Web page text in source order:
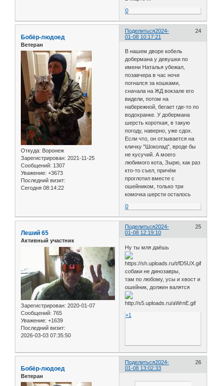
0
Поделиться 24
2024-
01-08 10:17:21
Бобёр-людоед
Ветеран
Откуда: Воронеж
Зарегистрирован: 2021-11-25
Сообщений: 1307
Уважение: +3673
Последний визит:
Сегодня 08:14:22
В нашем дворе кобель
добермана у девушки по
имени Наталья убежал,
позавчера в час ночи
погнался за кошками,
сначала на ЖД вокзале его
видели, потом на
набережной, бегает где-то по
водохранке. У добермана
шерсть короткая, в такую
погоду, наверно, уже сдох.
Если что, он отзывается на
кличку "Шоколад", вроде бы
не кусучий. А моего
любимого кота, Зырю, как раз
кто-то съел, причём
проглотил вместе с
ошейником, только три
комочка шерсти осталось
0
Поделиться 25
2024-
01-08 12:19:10
Леший 65
Активный участник
Зарегистрирован: 2020-01-07
Сообщений: 765
Уважение: +1639
Последний визит:
2026-03-03 07:35:50
Ну ты мля даёшь
собаки не динозавры,
там по любому, усы и хвост и
ошейник, должен валятся
+1
Поделиться 26
2024-
01-08 13:02:33
Бобёр-людоед
Ветеран